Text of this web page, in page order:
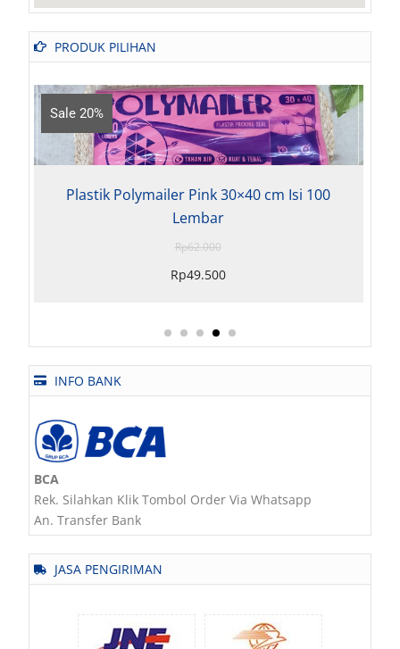
PRODUK PILIHAN
Polymailer Pink 30×40 cm Isi 100
Sale 18%
INFO BANK
BCA
Rek. Silahkan Klik Tombol Order Via Whatsapp
An. Transfer Bank
JASA PENGIRIMAN